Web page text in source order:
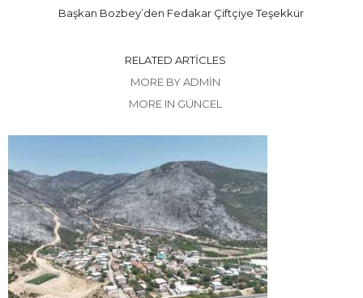
Başkan Bozbey’den Fedakar Çiftçiye Teşekkür
RELATED ARTICLES
MORE BY ADMIN
MORE IN GÜNCEL